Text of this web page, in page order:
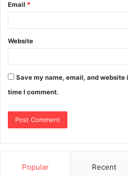
Email *
Website
Save my name, email, and
time I comment.
Popular Recent